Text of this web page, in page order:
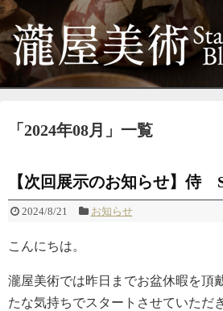
「 2024年08月 」 一覧
【次回展示のお知らせ】侍
2024/8/21 お知らせ
こんにちは。
瀧屋美術では昨日までお盆休暇を頂
たな気持ちでスタートさせていただ